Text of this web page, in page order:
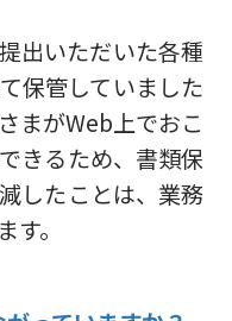
出いただいた各種
保管していました
まがWeb上でおこ
きるため、書類保
したことは、業務
。